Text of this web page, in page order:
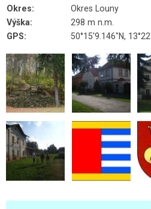
Okres:
Okres Louny
Výška:
298 m n.m.
GPS:
50°15'9.146"N,